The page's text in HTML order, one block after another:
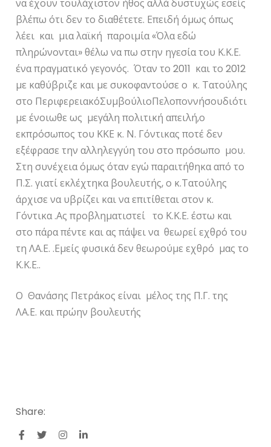
να έχουν τουλάχιστον ήθος αλλά δυστυχώς εσείς
βλέπω ότι δεν το διαθέτετε. Επειδή όμως όπως
λέει και μια λαϊκή παροιμία «Όλα εδώ
πληρώνονται» θέλω να πω στην ηγεσία του Κ.Κ.Ε.
ένα πραγματικό γεγονός. Όταν το 2011 και το 2012
με καθύβριζε και με συκοφαντούσε ο κ. Τατούλης
στο ΠεριφερειακόΣυμβούλιοΠελοποννήσουδιότι
με ένοιωθε ως μεγάλη πολιτική απειλή,ο
εκπρόσωπος του ΚΚΕ κ. Ν. Γόντικας ποτέ δεν
εξέφρασε την αλληλεγγύη του στο πρόσωπο μου.
Στη συνέχεια όμως όταν εγώ παραιτήθηκα από το
Π.Σ. γιατί εκλέχτηκα βουλευτής, ο κ.Τατούλης
άρχισε να υβρίζει και να επιτίθεται στον κ.
Γόντικα .Ας προβληματιστεί το Κ.Κ.Ε. έστω και
στο πάρα πέντε και ας πάψει να θεωρεί εχθρό του
τη ΛΑ.Ε. .Εμείς φυσικά δεν θεωρούμε εχθρό μας το
Κ.Κ.Ε..
Ο Θανάσης Πετράκος είναι μέλος της Π.Γ. της
ΛΑ.Ε. και πρώην βουλευτής
Share: